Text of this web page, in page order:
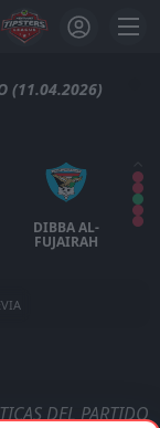
(11.04.2026)
DIBBA AL-
FUJAIRAH
DEL PARTIDO